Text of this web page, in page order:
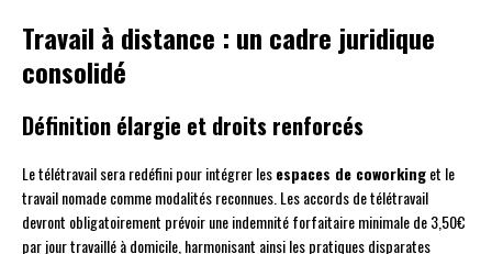
Travail à distance : un cadre juridique
consolidé
Définition élargie et droits renforcés
Le télétravail sera redéfini pour intégrer lesespaces de coworkinget le
travail nomade comme modalités reconnues. Les accords de télétravail
devront obligatoirement prévoir une indemnité forfaitaire minimale de 3,50€
par jour travaillé à domicile, harmonisant ainsi les pratiques disparates